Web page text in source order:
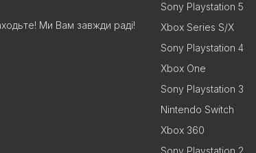
Ми Вам завжди раді!
Sony Playstation 5
Xbox Series S/X
Sony Playstation 4
Xbox One
Sony Playstation 3
Nintendo Switch
Xbox 360
Sony Playstation 2